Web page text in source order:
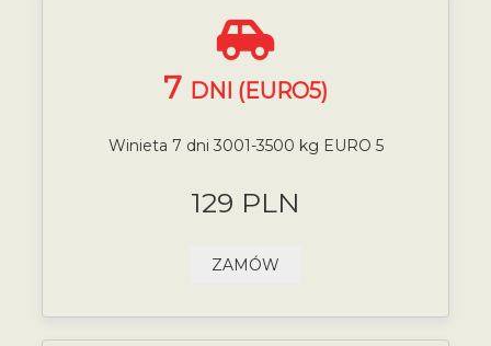
7 DNI (EURO5)
Winieta 7 dni 3001-3500 kg EURO 5
129 PLN
ZAMÓW